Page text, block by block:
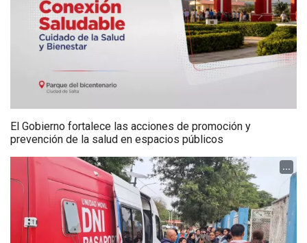
El Gobierno fortalece las acciones de promoción y
prevención de la salud en espacios públicos
...